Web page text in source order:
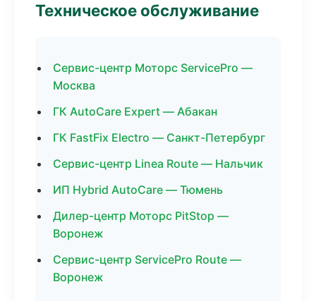
Техническое обслуживание
Сервис-центр Моторс ServicePro —
Москва
ГК AutoCare Expert — Абакан
ГК FastFix Electro — Санкт-Петербург
Сервис-центр Linea Route — Нальчик
ИП Hybrid AutoCare — Тюмень
Дилер-центр Моторс PitStop —
Воронеж
Сервис-центр ServicePro Route —
Воронеж